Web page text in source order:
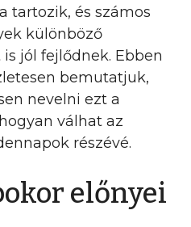
tartozik, és számos
különböző
jól fejlődnek. Ebben
bemutatjuk,
nevelni ezt a
válhat az
részévé.
előnyei